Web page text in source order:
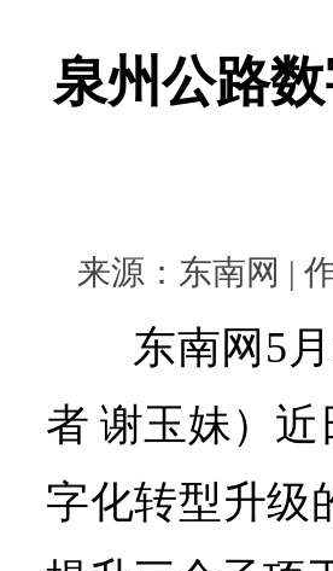
泉州公路
来源：东南网 |
东南网5
者 谢玉妹）
字化转型升级